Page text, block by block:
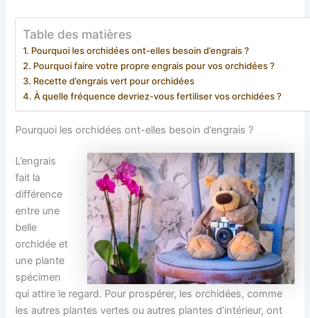
Table des matières
Pourquoi les orchidées ont-elles besoin d’engrais ?
Pourquoi faire votre propre engrais pour vos orchidées ?
Recette d’engrais vert pour orchidées
À quelle fréquence devriez-vous fertiliser vos orchidées ?
Pourquoi les orchidées ont-elles besoin d’engrais ?
L’engrais
fait la
différence
entre une
belle
orchidée et
une plante
spécimen
qui attire le regard. Pour prospérer, les orchidées, comme
les autres plantes vertes ou autres plantes d’intérieur, ont